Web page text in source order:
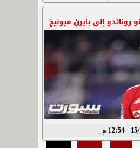
رونالدو إلى بايرن ميونيخ
م